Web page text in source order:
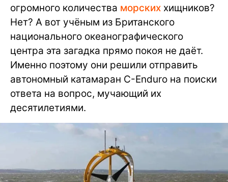
огромного количества морских хищников?
Нет? А вот учёным из Британского
национального океанографического
центра эта загадка прямо покоя не даёт.
Именно поэтому они решили отправить
автономный катамаран C-Enduro на поиски
ответа на вопрос, мучающий их
десятилетиями.